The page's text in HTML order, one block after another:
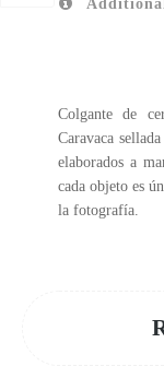
Colgante de
Caravaca
elaborados a
cada objeto es
la fotografía.